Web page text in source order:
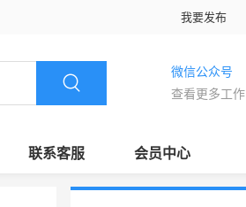
我要发布
微信公众号
查看更多工作
联系客服 会员中心